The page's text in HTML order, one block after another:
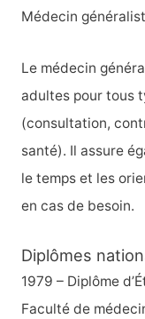
Médecin
Le médecin
adultes pour tous
(consultation,
santé). Il assure
le temps et les
en cas de besoin.
Diplômes
1979 – Diplôme
Faculté de